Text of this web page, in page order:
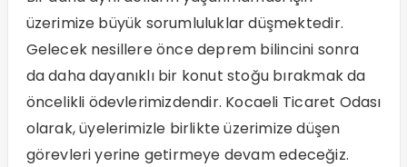
üzerimize büyük sorumluluklar düşmektedir.
Gelecek nesillere önce deprem bilincini sonra
da daha dayanıklı bir konut stoğu bırakmak da
öncelikli ödevlerimizdendir. Kocaeli Ticaret Odası
olarak, üyelerimizle birlikte üzerimize düşen
görevleri yerine getirmeye devam edeceğiz.